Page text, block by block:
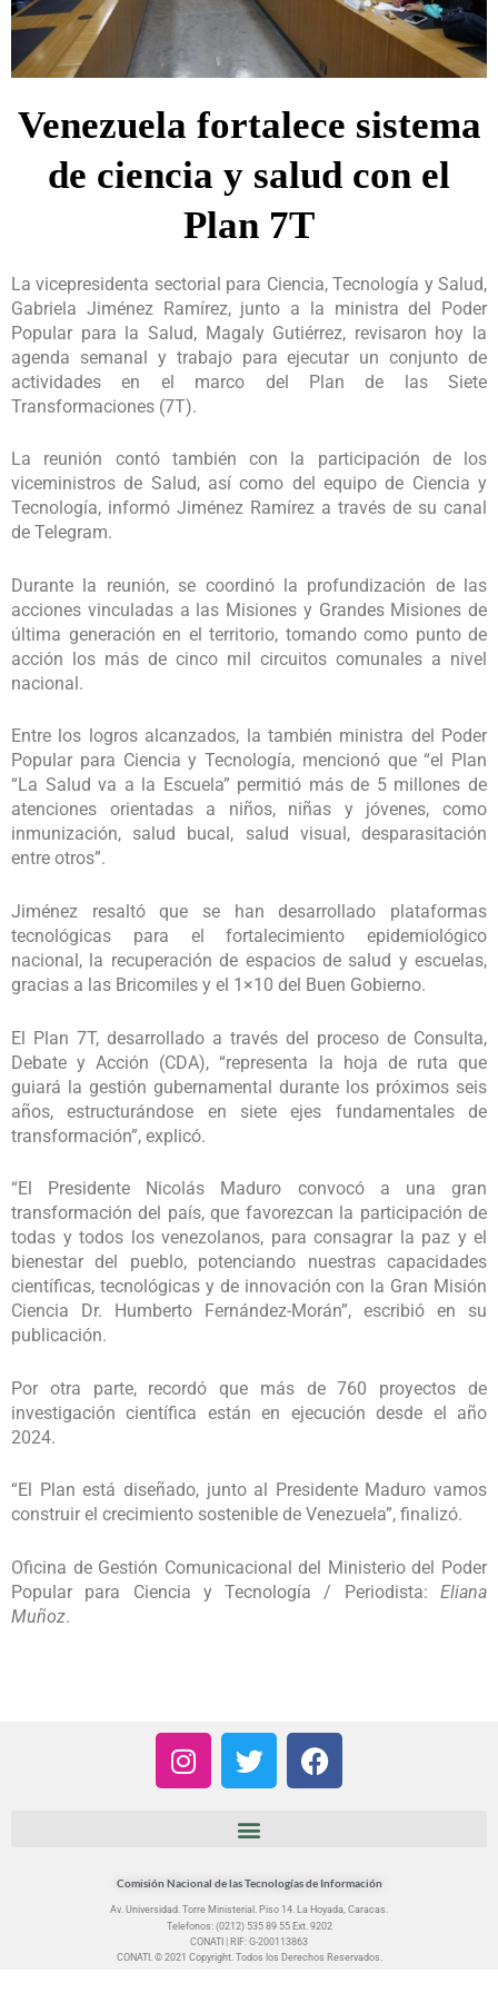
Venezuela fortalece sistema
de ciencia y salud con el
Plan 7T
La vicepresidenta sectorial para Ciencia, Tecnología y Salud,
Gabriela Jiménez Ramírez, junto a la ministra del Poder
Popular para la Salud, Magaly Gutiérrez, revisaron hoy la
agenda semanal y trabajo para ejecutar un conjunto de
actividades en el marco del Plan de las Siete
Transformaciones (7T).
La reunión contó también con la participación de los
viceministros de Salud, así como del equipo de Ciencia y
Tecnología, informó Jiménez Ramírez a través de su canal
de Telegram.
Durante la reunión, se coordinó la profundización de las
acciones vinculadas a las Misiones y Grandes Misiones de
última generación en el territorio, tomando como punto de
acción los más de cinco mil circuitos comunales a nivel
nacional.
Entre los logros alcanzados, la también ministra del Poder
Popular para Ciencia y Tecnología, mencionó que “el Plan
“La Salud va a la Escuela” permitió más de 5 millones de
atenciones orientadas a niños, niñas y jóvenes, como
inmunización, salud bucal, salud visual, desparasitación
entre otros”.
Jiménez resaltó que se han desarrollado plataformas
tecnológicas para el fortalecimiento epidemiológico
nacional, la recuperación de espacios de salud y escuelas,
gracias a las Bricomiles y el 1×10 del Buen Gobierno.
El Plan 7T, desarrollado a través del proceso de Consulta,
Debate y Acción (CDA), “representa la hoja de ruta que
guiará la gestión gubernamental durante los próximos seis
años, estructurándose en siete ejes fundamentales de
transformación”, explicó.
“El Presidente Nicolás Maduro convocó a una gran
transformación del país, que favorezcan la participación de
todas y todos los venezolanos, para consagrar la paz y el
bienestar del pueblo, potenciando nuestras capacidades
científicas, tecnológicas y de innovación con la Gran Misión
Ciencia Dr. Humberto Fernández-Morán”, escribió en su
publicación.
Por otra parte, recordó que más de 760 proyectos de
investigación científica están en ejecución desde el año
2024.
“El Plan está diseñado, junto al Presidente Maduro vamos
construir el crecimiento sostenible de Venezuela”, finalizó.
Oficina de Gestión Comunicacional del Ministerio del Poder
Popular para Ciencia y Tecnología / Periodista: Eliana
Muñoz.
I
n
g
r
a
m
T
w
t
e
r
F
a
o
o
k
Comisión Nacional de las Tecnologías de Información
Av. Universidad. Torre Ministerial. Piso 14. La Hoyada, Caracas.
Telefonos: (0212) 535 89 55 Ext. 9202
CONATI | RIF: G-200113863
CONATI. © 2021 Copyright. Todos los Derechos Reservados.